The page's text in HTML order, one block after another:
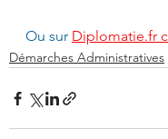
Ou sur Diplomatie.fr
Démarches Administratives